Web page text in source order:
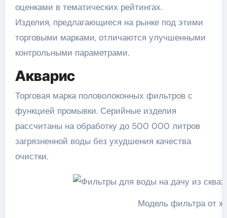
оценками в тематических рейтингах.
Изделия, предлагающиеся на рынке под этими
торговыми марками, отличаются улучшенными
контрольными параметрами.
Акварис
Торговая марка половолоконных фильтров с
функцией промывки. Серийные изделия
рассчитаны на обработку до 500 000 литров
загрязненной воды без ухудшения качества
очистки.
Модель фильтра от